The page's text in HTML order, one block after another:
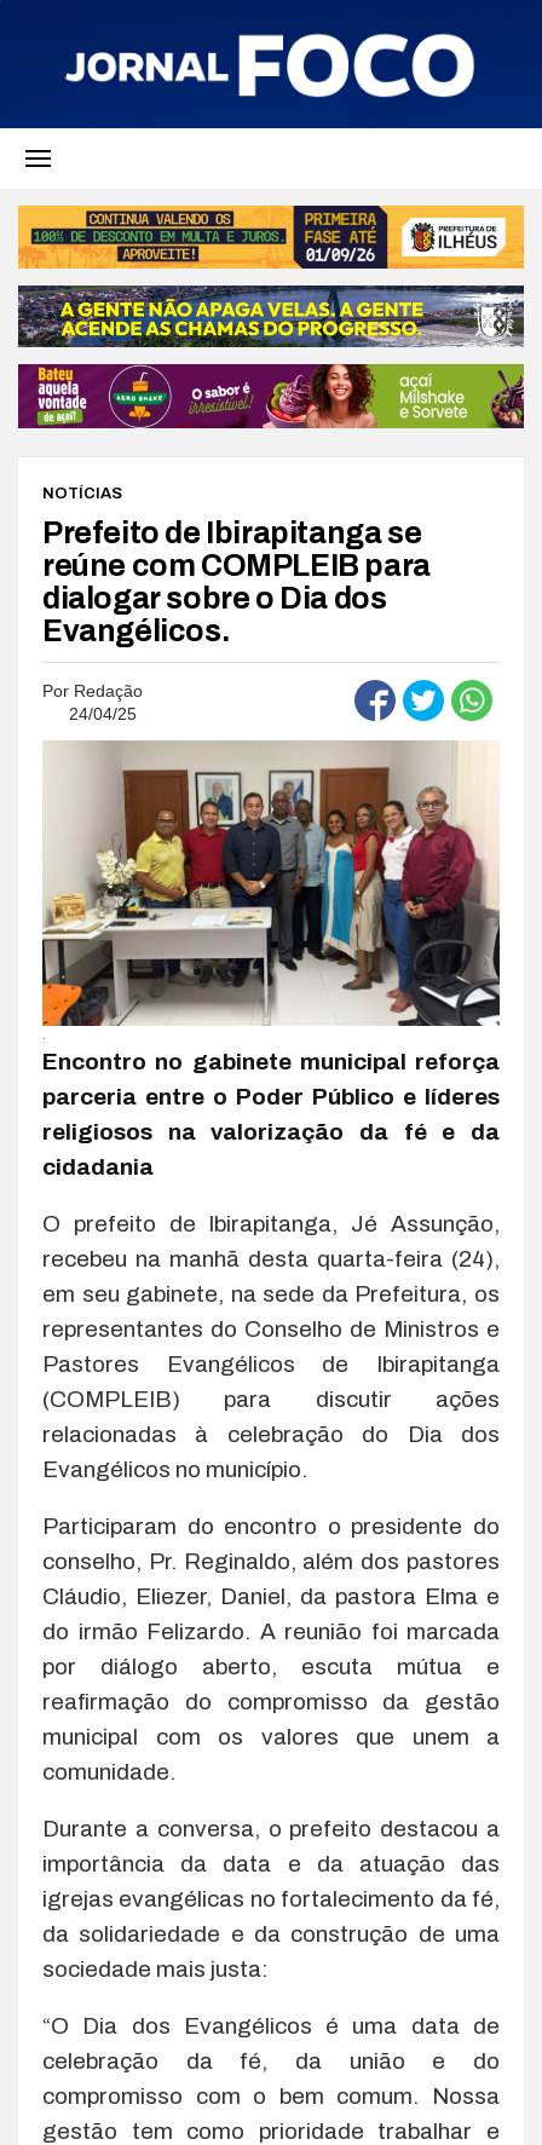
NOTÍCIAS
Prefeito de Ibirapitanga se
reúne com COMPLEIB para
dialogar sobre o Dia dos
Evangélicos.
Por Redação
24/04/25
Encontro no gabinete municipal reforça
parceria entre o Poder Público e líderes
religiosos na valorização da fé e da
cidadania
O prefeito de Ibirapitanga, Jé Assunção,
recebeu na manhã desta quarta-feira (24),
em seu gabinete, na sede da Prefeitura, os
representantes do Conselho de Ministros e
Pastores Evangélicos de Ibirapitanga
(COMPLEIB) para discutir ações
relacionadas à celebração do Dia dos
Evangélicos no município.
Participaram do encontro o presidente do
conselho, Pr. Reginaldo, além dos pastores
Cláudio, Eliezer, Daniel, da pastora Elma e
do irmão Felizardo. A reunião foi marcada
por diálogo aberto, escuta mútua e
reafirmação do compromisso da gestão
municipal com os valores que unem a
comunidade.
Durante a conversa, o prefeito destacou a
importância da data e da atuação das
igrejas evangélicas no fortalecimento da fé,
da solidariedade e da construção de uma
sociedade mais justa:
“O Dia dos Evangélicos é uma data de
celebração da fé, da união e do
compromisso com o bem comum. Nossa
gestão tem como prioridade trabalhar e